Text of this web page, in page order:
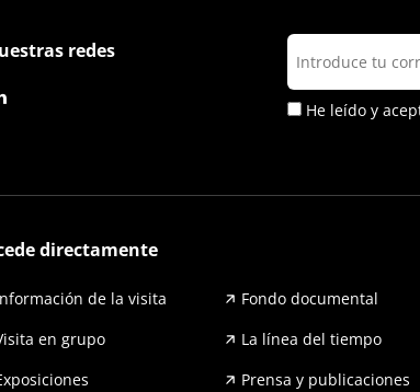
redes
He leído y
directamente
de la visita
Fondo documental
en grupo
La línea del tiempo
Prensa y publicaciones